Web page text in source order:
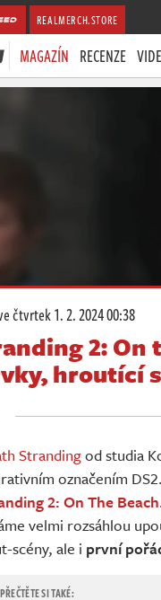
REALMERCH.STORE
MAGAZÍN RECENZE
čtvrtek1. 2. 2024 00:38
2: On
hroutící
Strandingod studia
označením
2: On The Beach
velmi rozsáhlou
scény, ale i první